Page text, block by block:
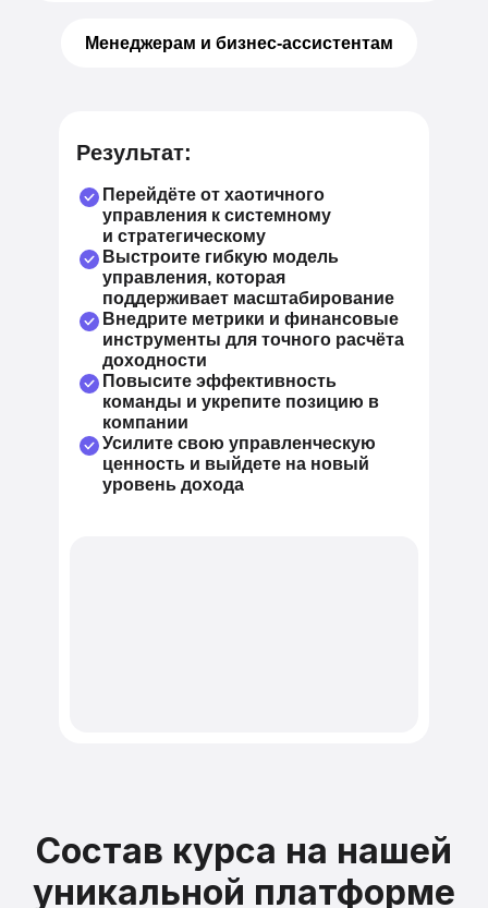
Менеджерам и бизнес-ассистентам
Перейдёте от хаотичного
управления к системному
и стратегическому
Выстроите гибкую модель
управления, которая
поддерживает масштабирование
Внедрите метрики и финансовые
инструменты для точного расчёта
доходности
Повысите эффективность
команды и укрепите позицию в
компании
Усилите свою управленческую
ценность и выйдете на новый
уровень дохода
Результат:
Систематизируете управление
и подготовите компанию
к масштабированию
Обновите знания в экономике
и аналитике для принятия
эффективных управленческих
Научитесь выстраивать
и оптимизировать процессы
Повысите производительность
Состав курса на нашей
уникальной платформе